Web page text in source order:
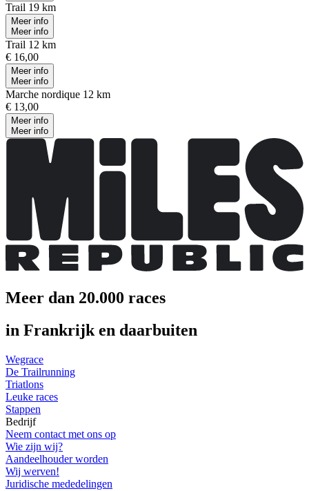
Trail 19 km
Meer info
Meer info
Trail 12 km
€ 16,00
Meer info
Meer info
Marche nordique 12 km
€ 13,00
Meer info
Meer info
Meer dan 20.000 races
in Frankrijk en daarbuiten
Wegrace
De Trailrunning
Triatlons
Leuke races
Stappen
Bedrijf
Neem contact met ons op
Wie zijn wij?
Aandeelhouder worden
Wij werven!
Juridische mededelingen